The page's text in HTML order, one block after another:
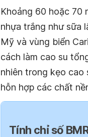
Khoảng 60 hoặc 70
nhựa trắng như sữa
Mỹ và vùng biển
cách làm cao su
nhiên trong kẹo cao
hỗn hợp các chất
Tính chỉ số